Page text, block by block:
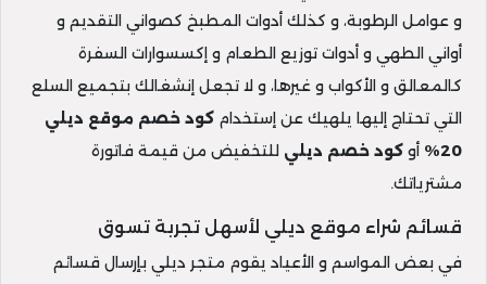
و عوامل الرطوبة، و كذلك أدوات المطبخ كصواني التقديم و
أواني الطهي و أدوات توزيع الطعام و إكسسوارات السفرة
كالمعالق و الأكواب و غيرها، و لا تجعل إنشغالك بتجميع السلع
التي تحتاج إليها يلهيك عن إستخدام كود خصم موقع ديلي
20%
أو كود خصم ديلي للتخفيض من قيمة فاتورة
مشترياتك.
قسائم شراء موقع ديلي لأسهل تجربة تسوق
في بعض المواسم و الأعياد يقوم متجر ديلي بإرسال قسائم